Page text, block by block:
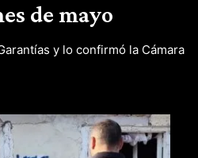
de mayo
y lo confirmó la Cámara